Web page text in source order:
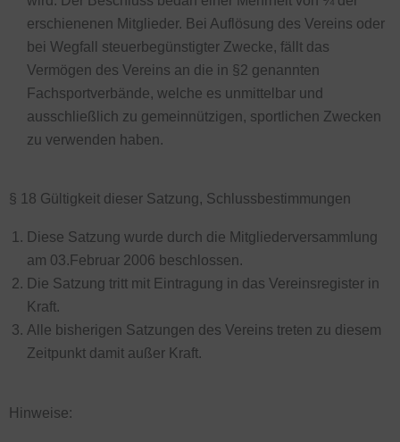
erschienenen Mitglieder. Bei Auflösung des Vereins oder
bei Wegfall steuerbegünstigter Zwecke, fällt das
Vermögen des Vereins an die in §2 genannten
Fachsportverbände, welche es unmittelbar und
ausschließlich zu gemeinnützigen, sportlichen Zwecken
zu verwenden haben.
§ 18 Gültigkeit dieser Satzung, Schlussbestimmungen
Diese Satzung wurde durch die Mitgliederversammlung
am 03.Februar 2006 beschlossen.
Die Satzung tritt mit Eintragung in das Vereinsregister in
Kraft.
Alle bisherigen Satzungen des Vereins treten zu diesem
Zeitpunkt damit außer Kraft.
Hinweise: